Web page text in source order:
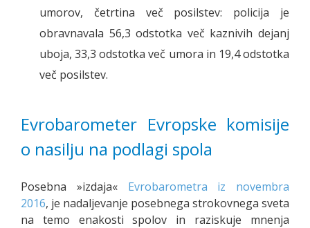
umorov, četrtina več posilstev: policija je
obravnavala 56,3 odstotka več kaznivih dejanj
uboja, 33,3 odstotka več umora in 19,4 odstotka
več posilstev.
Evrobarometer Evropske komisije
o nasilju na podlagi spola
Posebna »izdaja« Evrobarometra iz novembra
2016, je nadaljevanje posebnega strokovnega sveta
na temo enakosti spolov in raziskuje mnenja